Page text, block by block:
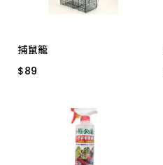
捕鼠籠
$89
$89